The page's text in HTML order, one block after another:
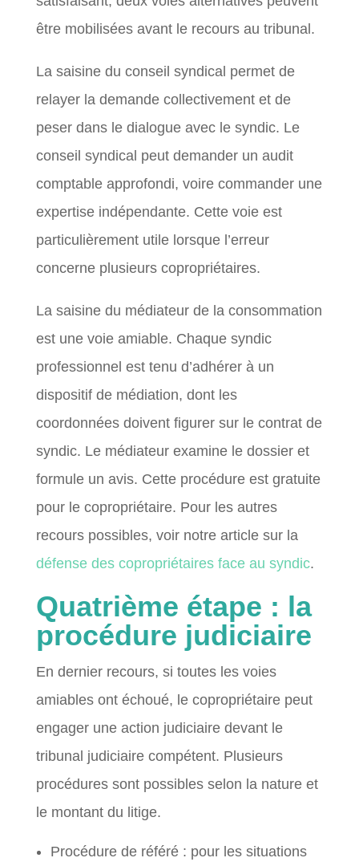
être mobilisées avant le recours au tribunal.
La saisine du conseil syndical permet de
relayer la demande collectivement et de
peser dans le dialogue avec le syndic. Le
conseil syndical peut demander un audit
comptable approfondi, voire commander une
expertise indépendante. Cette voie est
particulièrement utile lorsque l’erreur
concerne plusieurs copropriétaires.
La saisine du médiateur de la consommation
est une voie amiable. Chaque syndic
professionnel est tenu d’adhérer à un
dispositif de médiation, dont les
coordonnées doivent figurer sur le contrat de
syndic. Le médiateur examine le dossier et
formule un avis. Cette procédure est gratuite
pour le copropriétaire. Pour les autres
recours possibles, voir notre article sur la
défense des copropriétaires face au syndic.
Quatrième étape : la
procédure judiciaire
En dernier recours, si toutes les voies
amiables ont échoué, le copropriétaire peut
engager une action judiciaire devant le
tribunal judiciaire compétent. Plusieurs
procédures sont possibles selon la nature et
le montant du litige.
Procédure de référé : pour les situations